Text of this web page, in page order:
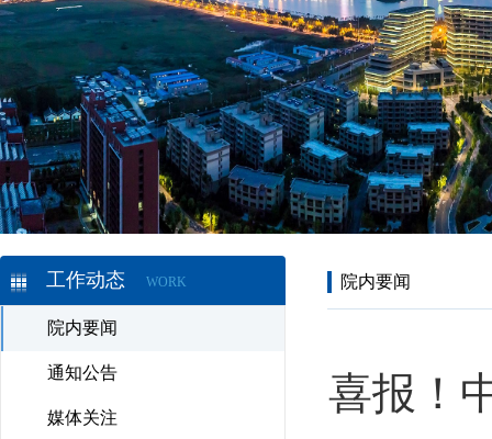
工作动态 WORK
院内要闻
通知公告
媒体关注
院内要闻
喜报！